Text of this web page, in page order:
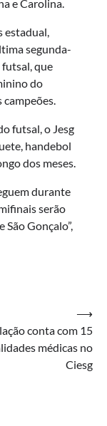
e Carolina.
estadual,
segunda-
que
do
campeões.
futsal, o Jesg
handebol
dos meses.
durante
serão
Gonçalo”,
conta com 15
médicas no
Ciesg
⟶